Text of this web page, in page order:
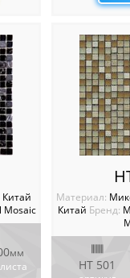
Китай
Mosaic
мм
Материал:
Китай Бренд:
HT 501